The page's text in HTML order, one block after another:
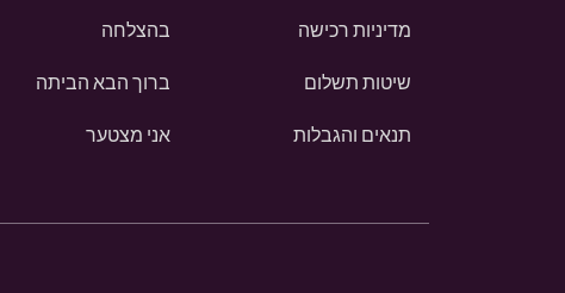
מדיניות רכישה
שיטות תשלום
תנאים והגבלות
בהצלחה
ברוך הבא הביתה
אני מצטער